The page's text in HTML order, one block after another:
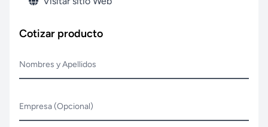
Cotizar producto
Nombres y Apellidos
Empresa (Opcional)